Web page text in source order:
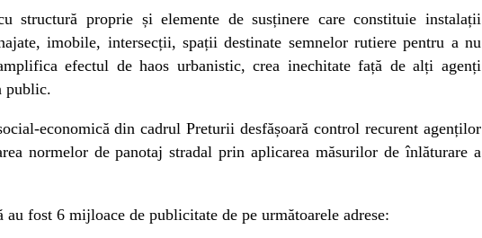
structură proprie și elemente de susținere care constituie instalații
imobile, intersecții, spații destinate semnelor rutiere pentru a nu
efectul de haos urbanistic, crea inechitate față de alți agenți
public.
economică din cadrul Preturii desfășoară control recurent agenților
normelor de panotaj stradal prin aplicarea măsurilor de înlăturare a
fost 6 mijloace de publicitate de pe următoarele adrese: